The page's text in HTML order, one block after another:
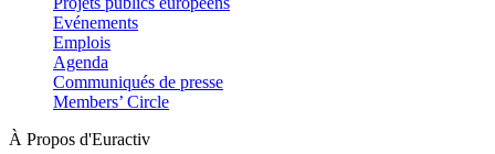
Evénements
Emplois
Agenda
Communiqués de presse
Members’ Circle
À Propos d'Euractiv